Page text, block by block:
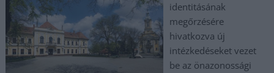
identitásának
megőrzésére
hivatkozva új
intézkedéseket vezet
be az önazonossági